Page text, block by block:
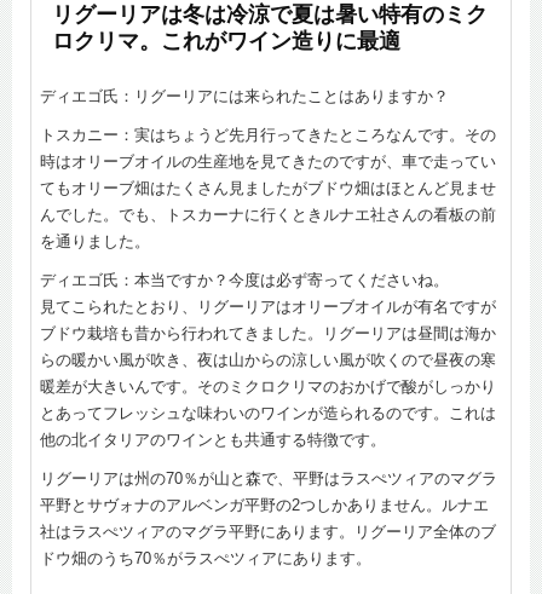
リグーリアは冬は冷涼で夏は暑い特有のミク
ロクリマ。これがワイン造りに最適
ディエゴ氏：リグーリアには来られたことはありますか？
トスカニー：実はちょうど先月行ってきたところなんです。その
時はオリーブオイルの生産地を見てきたのですが、車で走ってい
てもオリーブ畑はたくさん見ましたがブドウ畑はほとんど見ませ
んでした。でも、トスカーナに行くときルナエ社さんの看板の前
を通りました。
ディエゴ氏：本当ですか？今度は必ず寄ってくださいね。
見てこられたとおり、リグーリアはオリーブオイルが有名ですが
ブドウ栽培も昔から行われてきました。リグーリアは昼間は海か
らの暖かい風が吹き、夜は山からの涼しい風が吹くので昼夜の寒
暖差が大きいんです。そのミクロクリマのおかげで酸がしっかり
とあってフレッシュな味わいのワインが造られるのです。これは
他の北イタリアのワインとも共通する特徴です。
リグーリアは州の70％が山と森で、平野はラスぺツィアのマグラ
平野とサヴォナのアルベンガ平野の2つしかありません。ルナエ
社はラスぺツィアのマグラ平野にあります。リグーリア全体のブ
ドウ畑のうち70％がラスぺツィアにあります。